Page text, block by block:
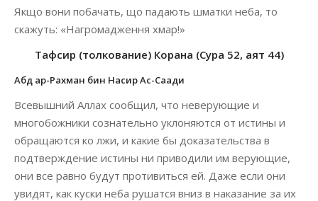
Якщо вони побачать, що падають шматки неба, то
скажуть: «Нагромадження хмар!»
Тафсир (толкование) Корана (Сура 52, аят 44)
Абд ар-Рахман бин Насир Ас-Саади
Всевышний Аллах сообщил, что неверующие и
многобожники сознательно уклоняются от истины и
обращаются ко лжи, и какие бы доказательства в
подтверждение истины ни приводили им верующие,
они все равно будут противиться ей. Даже если они
увидят, как куски неба рушатся вниз в наказание за их